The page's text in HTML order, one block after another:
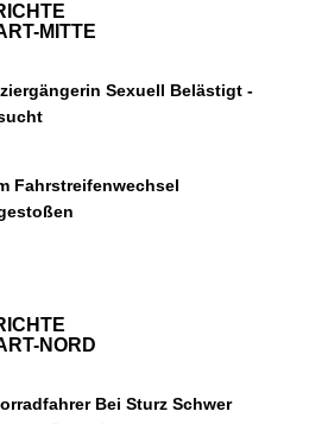
MITTE
Sexuell Belästigt -
Fahrstreifenwechsel
NORD
Bei Sturz Schwer